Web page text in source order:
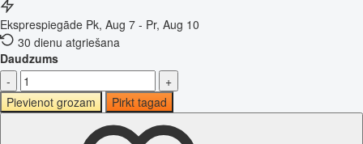
Eksprespiegāde Pk, Aug 7 - Pr, Aug 10
30 dienu atgriešana
Daudzums
-
+
Pievienot grozam
Pirkt tagad